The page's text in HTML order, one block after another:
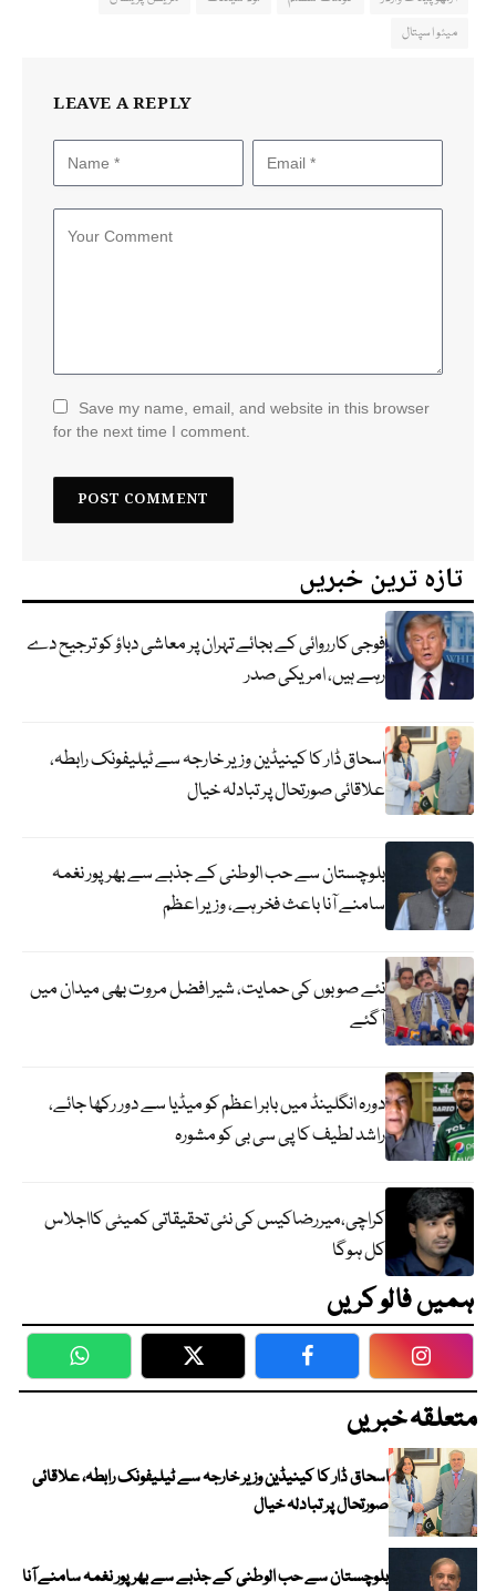
میئو اسپتال
LEAVE A REPLY
Save my name, email, and website in this browser
for the next time I comment.
تازہ ترین خبریں
فوجی کارروائی کے بجائے تہران پر معاشی دباؤ کو ترجیح دے
رہے ہیں، امریکی صدر
اسحاق ڈار کا کینیڈین وزیر خارجہ سے ٹیلیفونک رابطہ،
علاقائی صورتحال پر تبادلہ خیال
بلوچستان سے حب الوطنی کے جذبے سے بھرپور نغمہ
سامنے آنا باعث فخر ہے، وزیر اعظم
نئے صوبوں کی حمایت، شیر افضل مروت بھی میدان میں
آگئے
دورہ انگلینڈ میں بابر اعظم کو میڈیا سے دور رکھا جائے،
راشد لطیف کا پی سی بی کو مشورہ
کراچی،میررضاکیس کی نئی تحقیقاتی کمیٹی کااجلاس
کل ہوگا
ہمیں فالو کریں
WhatsApp Twitter Facebook
متعلقہ خبریں
اسحاق ڈار کا کینیڈین وزیر خارجہ سے ٹیلیفونک رابطہ، علاقائی
صورتحال پر تبادلہ خیال
بلوچستان سے حب الوطنی کے جذبے سے بھرپور نغمہ سامنے آنا